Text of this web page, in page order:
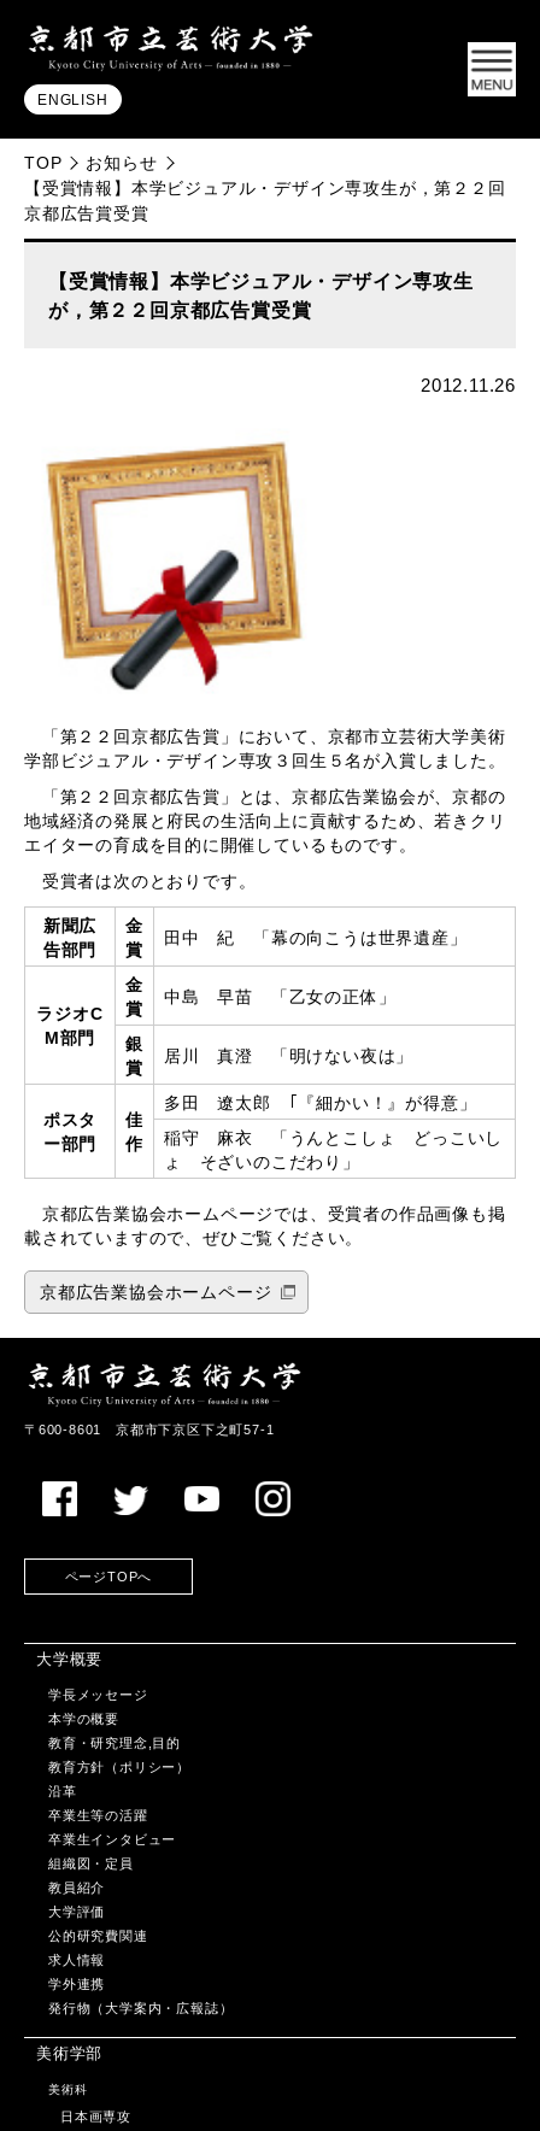
ENGLISH
TOP
お知らせ
【受賞情報】本学ビジュアル・デザイン専攻生が，第２２回
京都広告賞受賞
【受賞情報】本学ビジュアル・デザイン専攻生
が，第２２回京都広告賞受賞
2012.11.26
「第２２回京都広告賞」において、京都市立芸術大学美術
学部ビジュアル・デザイン専攻３回生５名が入賞しました。
「第２２回京都広告賞」とは、京都広告業協会が、京都の
地域経済の発展と府民の生活向上に貢献するため、若きクリ
エイターの育成を目的に開催しているものです。
受賞者は次のとおりです。
新聞広
告部門
金
賞
田中 紀 「幕の向こうは世界遺産」
ラジオC
M部門
金
賞
中島 早苗 「乙女の正体」
銀
賞
居川 真澄 「明けない夜は」
ポスタ
ー部門
佳
作
多田 遼太郎 ｢『細かい！』が得意」
稲守 麻衣 「うんとこしょ どっこいし
ょ そざいのこだわり」
京都広告業協会ホームページでは、受賞者の作品画像も掲
載されていますので、ぜひご覧ください。
京都広告業協会ホームページ
〒600-8601 京都市下京区下之町57-1
ページTOPへ
大学概要
学長メッセージ
本学の概要
教育・研究理念,目的
教育方針（ポリシー）
沿革
卒業生等の活躍
卒業生インタビュー
組織図・定員
教員紹介
大学評価
公的研究費関連
求人情報
学外連携
発行物（大学案内・広報誌）
美術学部
美術科
日本画専攻